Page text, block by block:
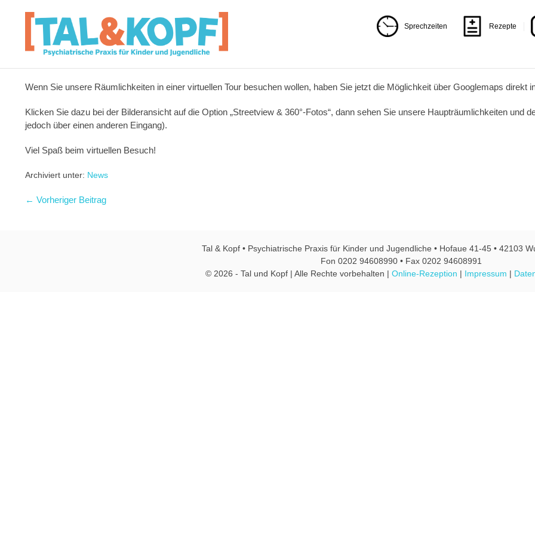
Sprechzeiten Rezepte
Wenn Sie unsere Räumlichkeiten in einer virtuellen Tour besuchen wollen, haben Sie jetzt die Möglichkeit über Googlemaps direkt
Klicken Sie dazu bei der Bilderansicht auf die Option „Streetview & 360°-Fotos“, dann sehen Sie unsere Haupträumlichkeiten und
jedoch über einen anderen Eingang).
Viel Spaß beim virtuellen Besuch!
Archiviert unter: News
← Vorheriger Beitrag
Tal & Kopf • Psychiatrische Praxis für Kinder und Jugendliche • Hofaue 41-45 • 42103
Fon 0202 94608990 • Fax 0202 94608991
© 2026 - Tal und Kopf | Alle Rechte vorbehalten | Online-Rezeption | Impressum |